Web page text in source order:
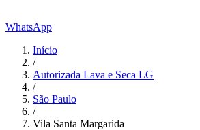
WhatsApp
Início
/
Autorizada Lava e Seca LG
/
São Paulo
/
Vila Santa Margarida